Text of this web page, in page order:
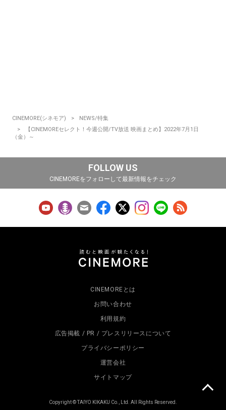
CINEMORE(シネモア)
NEWS/特集
【CINEMOREセレクト！今週公開/TV放送 映画まとめ】2022年7月1日
（金）～
FOLLOW US
CINEMOREをフォローして最新情報をチェック
CINEMOREとは
お問い合わせ
利用規約
広告掲載 / PR / プレスリリースについて
プライバシーポリシー
運営会社
サイトマップ
Copyright © TAIYO KIKAKU Co., Ltd. All Rights Reserved.